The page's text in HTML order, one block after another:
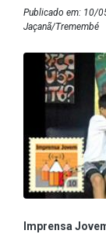
Publicado em: 10/
Jaçanã/Tremembé
Imprensa